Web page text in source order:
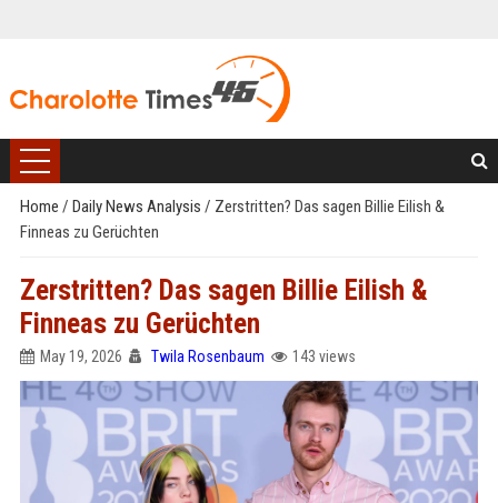
Home / Daily News Analysis / Zerstritten? Das sagen Billie Eilish &
Finneas zu Gerüchten
Zerstritten? Das sagen Billie Eilish &
Finneas zu Gerüchten
May 19, 2026 Twila Rosenbaum 143 views